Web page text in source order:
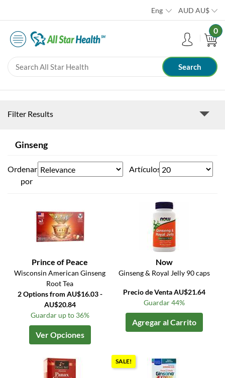
Eng AUD AU$
0
Filter Results
Ginseng
Ordenar
por
Artículos
Prince of Peace
Wisconsin American Ginseng
Root Tea
2 Options from AU$16.03 -
AU$20.84
Guardar up to 36%
Ver Opciones
Now
Ginseng & Royal Jelly 90 caps
Precio de Venta AU$21.64
Guardar 44%
Agregar al Carrito
SALE!